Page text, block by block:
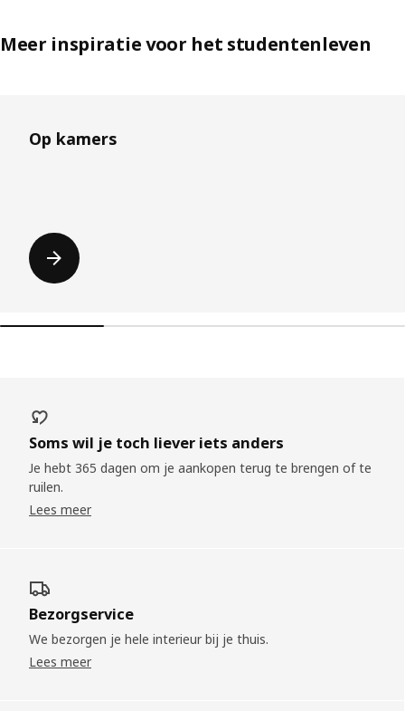
Meer inspiratie voor het studentenleven
Op kamers
Soms wil je toch liever iets anders
Je hebt 365 dagen om je aankopen terug te brengen of te
ruilen.
Lees meer
Bezorgservice
We bezorgen je hele interieur bij je thuis.
Lees meer